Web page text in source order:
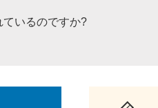
いるのですか?